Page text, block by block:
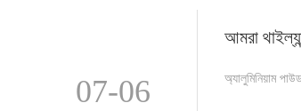
07-06
আমরা
অ্যালুমিনিয়াম